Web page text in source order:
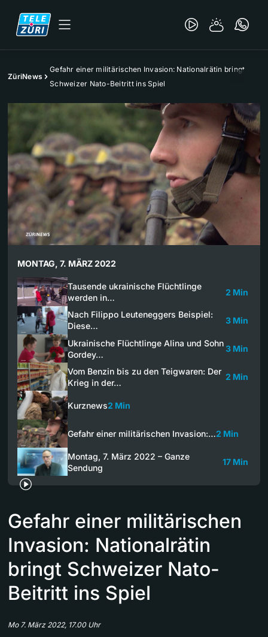
ZüriNews
Gefahr einer militärischen Invasion: Nationalrätin bringt
Schweizer Nato-Beitritt ins Spiel
MONTAG, 7. MÄRZ 2022
Tausende ukrainische Flüchtlinge
werden in…
2 Min
Nach Filippo Leuteneggers Beispiel:
Diese…
3 Min
Ukrainische Flüchtlinge Alina und Sohn
Gordey…
3 Min
Vom Benzin bis zu den Teigwaren: Der
Krieg in der…
2 Min
Kurznews2 Min
Gefahr einer militärischen Invasion:…2 Min
Montag, 7. März 2022 – Ganze
Sendung
17 Min
Gefahr einer militärischen
Invasion: Nationalrätin
bringt Schweizer Nato-
Beitritt ins Spiel
Mo 7. März 2022, 17.00 Uhr